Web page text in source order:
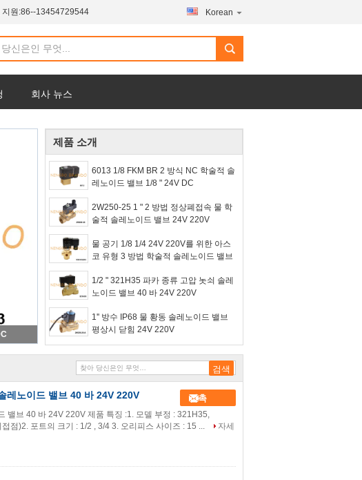
지원:86--13454729544 Korean
회사 뉴스
제품 소개
6013 1/8 FKM BR 2 방식 NC 학술적 솔
레노이드 밸브 1/8 " 24V DC
2W250-25 1 " 2 방법 정상폐접속 물 학
술적 솔레노이드 밸브 24V 220V
물 공기 1/8 1/4 24V 220V를 위한 아스
코 유형 3 방법 학술적 솔레노이드 밸브
1/2 " 321H35 파카 종류 고압 놋쇠 솔레
노이드 밸브 40 바 24V 220V
1'' 방수 IP68 물 황동 솔레노이드 밸브
평상시 닫힘 24V 220V
레노이드 밸브 40 바 24V 220V 접촉
밸브 40 바 24V 220V 제품 특징 :1. 모델 부정 : 321H35,
점)2. 포트의 크기 : 1/2 , 3/4 3. 오리피스 사이즈 : 15 ...
자세